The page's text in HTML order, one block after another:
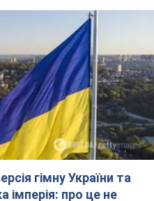
гімну України та
імперія: про це не
куплет та приспів пісні
– 53: що
вони